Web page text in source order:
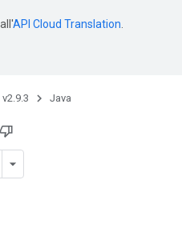
API Cloud Translation
Java